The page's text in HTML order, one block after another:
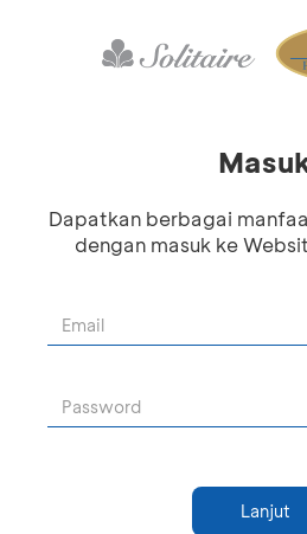
Dapatkan berbagai
dengan masuk ke
Lanjut